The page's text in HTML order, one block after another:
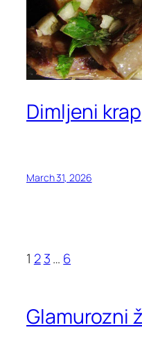
Dimljeni krap
March 31, 2026
1 2 3… 6
Glamurozni